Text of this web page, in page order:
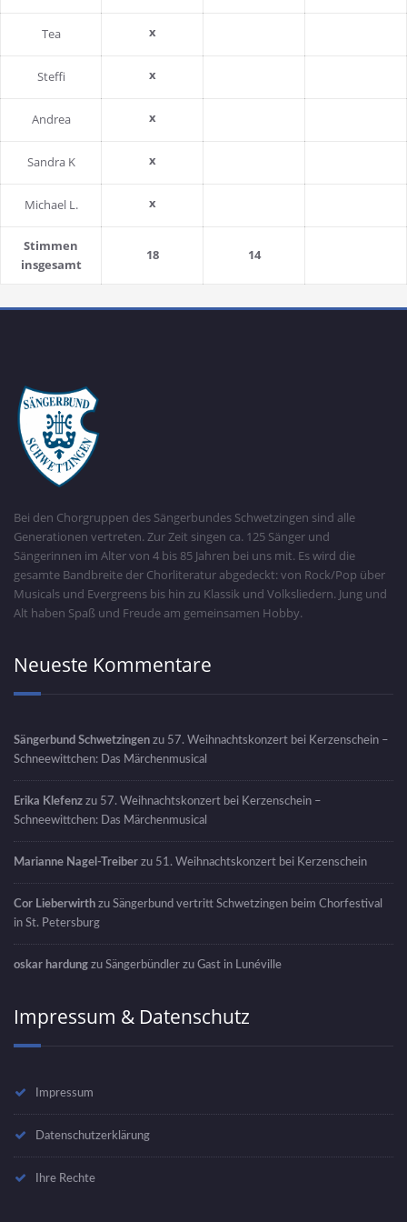
Tea x
Steffi x
Andrea x
Sandra K x
Michael L. x
Stimmen
insgesamt
18 14
Bei den Chorgruppen des Sängerbundes Schwetzingen sind alle
Generationen vertreten. Zur Zeit singen ca. 125 Sänger und
Sängerinnen im Alter von 4 bis 85 Jahren bei uns mit. Es wird die
gesamte Bandbreite der Chorliteratur abgedeckt: von Rock/Pop über
Musicals und Evergreens bis hin zu Klassik und Volksliedern. Jung und
Alt haben Spaß und Freude am gemeinsamen Hobby.
Neueste Kommentare
Sängerbund Schwetzingen zu 57. Weihnachtskonzert bei Kerzenschein –
Schneewittchen: Das Märchenmusical
Erika Klefenz zu 57. Weihnachtskonzert bei Kerzenschein –
Schneewittchen: Das Märchenmusical
Marianne Nagel-Treiber zu 51. Weihnachtskonzert bei Kerzenschein
Cor Lieberwirth zu Sängerbund vertritt Schwetzingen beim Chorfestival
in St. Petersburg
oskar hardung zu Sängerbündler zu Gast in Lunéville
Impressum & Datenschutz
Impressum
Datenschutzerklärung
Ihre Rechte